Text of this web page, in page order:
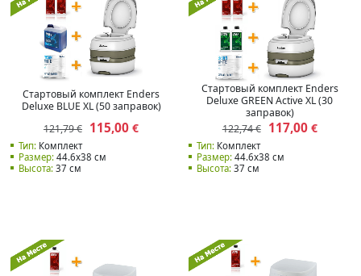
Стартовый комплект Enders
Deluxe BLUE XL (50 заправок)
121,79 € 115,00 €
Тип:Комплект
Размер:44.6x38 см
Высота:37 см
Стартовый комплект Enders
Deluxe GREEN Active XL (30
заправок)
122,74 €
117,00€
Тип: Комплект
Размер: 44.6x38 см
Высота: 37 см